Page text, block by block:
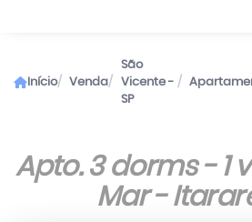
Início Venda
São
Vicente -
SP
Apto. 3 dorms - 1
Mar -